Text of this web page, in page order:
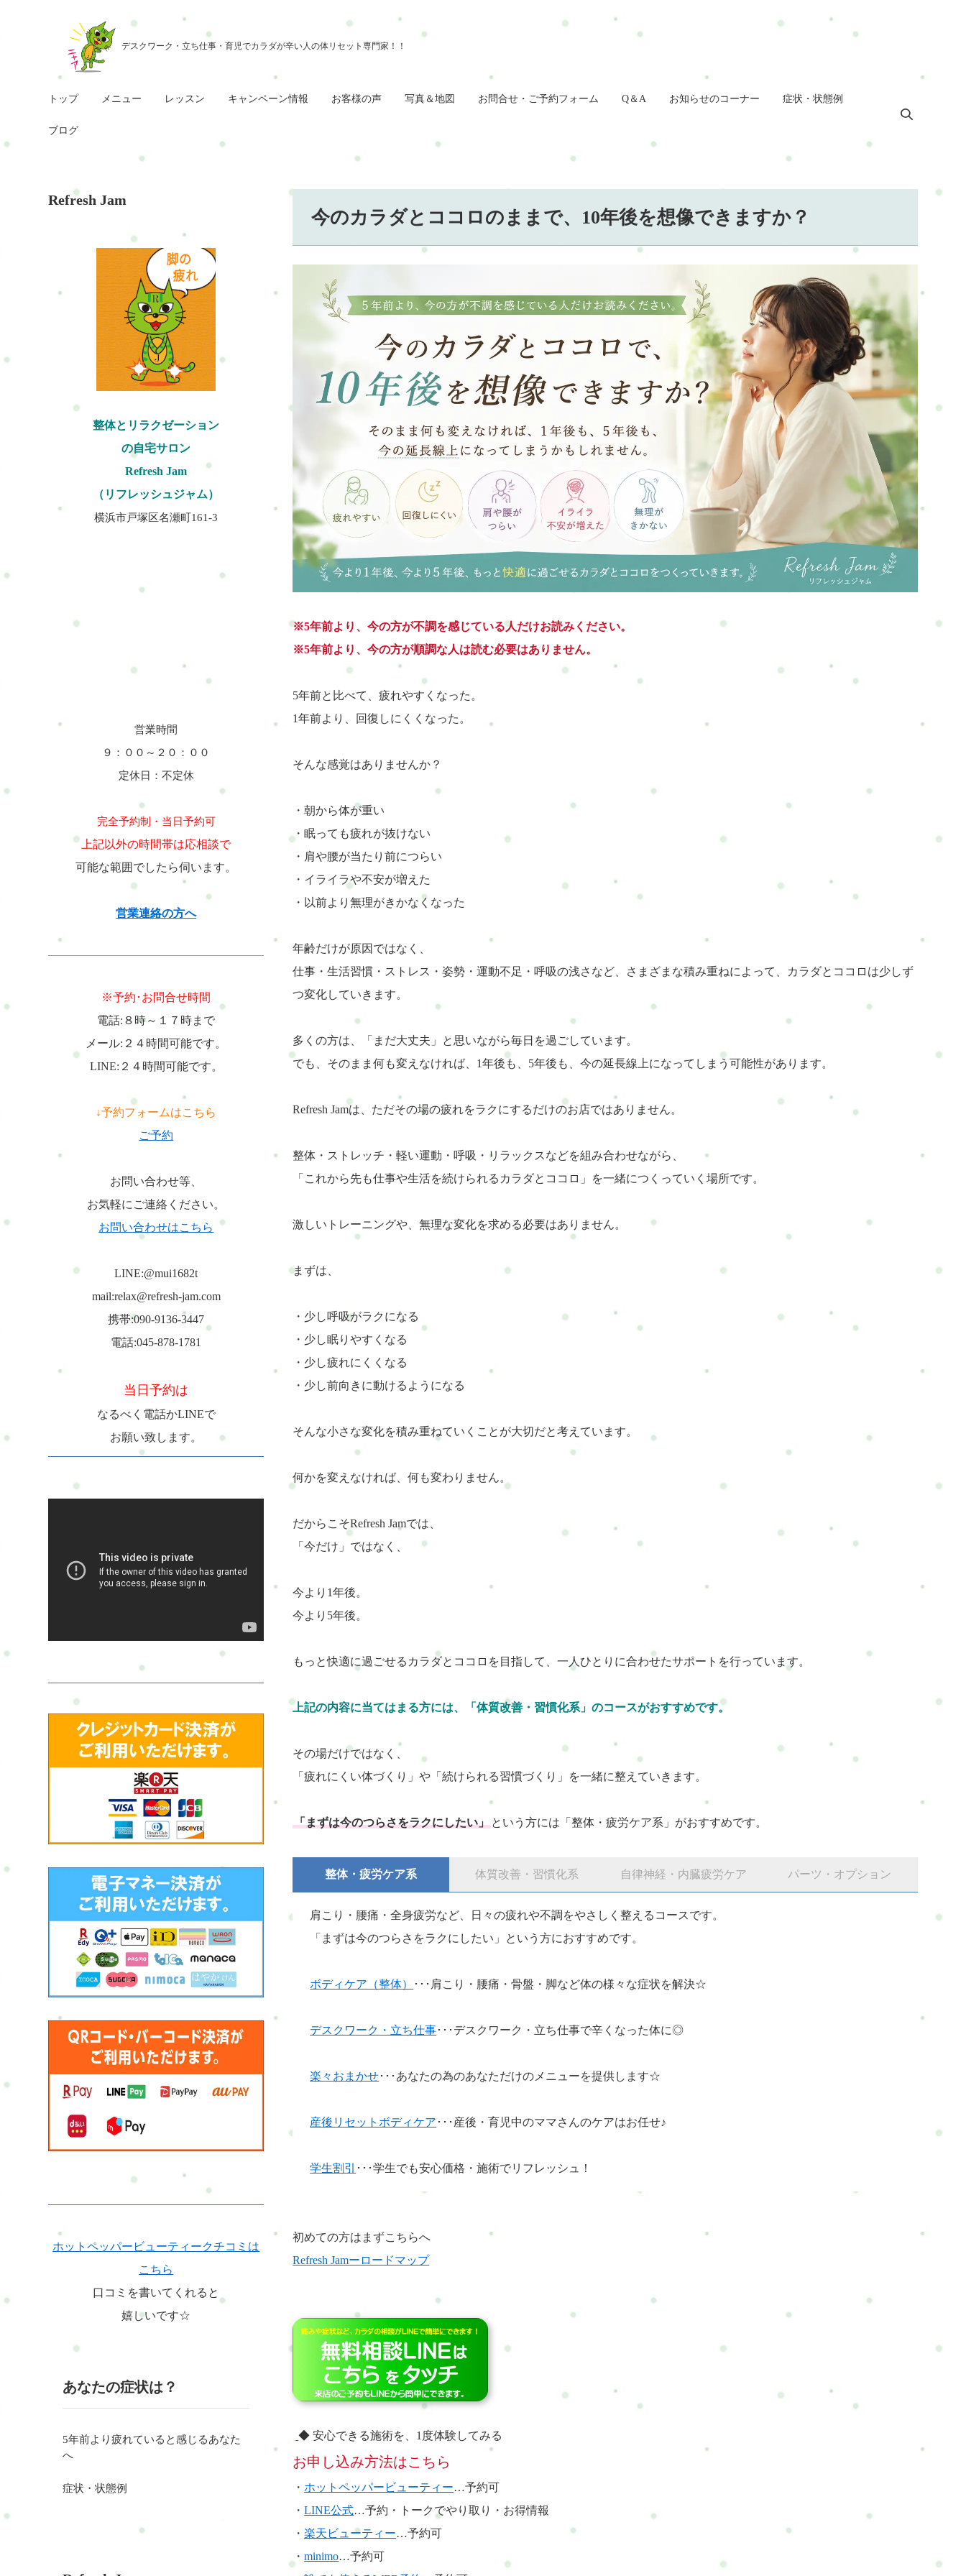
トップ メニュー レッスン キャンペーン情報 お客様の声 写真＆地図 お問合せ・ご予約フォーム Q＆A お知らせのコーナー 症状・状態例
ブログ
今のカラダとココロのままで、10年後を想像できますか？
※5年前より、今の方が不調を感じている人だけお読みください。
※5年前より、今の方が順調な人は読む必要はありません。
5年前と比べて、疲れやすくなった。
1年前より、回復しにくくなった。
そんな感覚はありませんか？
・朝から体が重い
・眠っても疲れが抜けない
・肩や腰が当たり前につらい
・イライラや不安が増えた
・以前より無理がきかなくなった
年齢だけが原因ではなく、
仕事・生活習慣・ストレス・姿勢・運動不足・呼吸の浅さなど、さまざまな積み重ねによって、カラダとココロは少しず
つ変化していきます。
多くの方は、「まだ大丈夫」と思いながら毎日を過ごしています。
でも、そのまま何も変えなければ、1年後も、5年後も、今の延長線上になってしまう可能性があります。
Refresh Jamは、ただその場の疲れをラクにするだけのお店ではありません。
整体・ストレッチ・軽い運動・呼吸・リラックスなどを組み合わせながら、
「これから先も仕事や生活を続けられるカラダとココロ」を一緒につくっていく場所です。
激しいトレーニングや、無理な変化を求める必要はありません。
まずは、
・少し呼吸がラクになる
・少し眠りやすくなる
・少し疲れにくくなる
・少し前向きに動けるようになる
そんな小さな変化を積み重ねていくことが大切だと考えています。
何かを変えなければ、何も変わりません。
だからこそRefresh Jamでは、
「今だけ」ではなく、
今より1年後。
今より5年後。
もっと快適に過ごせるカラダとココロを目指して、一人ひとりに合わせたサポートを行っています。
上記の内容に当てはまる方には、「体質改善・習慣化系」のコースがおすすめです。
その場だけではなく、
「疲れにくい体づくり」や「続けられる習慣づくり」を一緒に整えていきます。
「まずは今のつらさをラクにしたい」 という方には「整体・疲労ケア系」がおすすめです。
整体・疲労ケア系
肩こり・腰痛・全身疲労など、日々の疲れや不調をやさしく整えるコースです。
「まずは今のつらさをラクにしたい」という方におすすめです。
ボディケア（整体） ･･･肩こり・腰痛・骨盤・脚など体の様々な症状を解決☆
デスクワーク・立ち仕事･･･デスクワーク・立ち仕事で辛くなった体に◎
楽々おまかせ･･･あなたの為のあなただけのメニューを提供します☆
産後リセットボディケア ･･･産後・育児中のママさんのケアはお任せ♪
学生割引 ･･･学生でも安心価格・施術でリフレッシュ！
体質改善・習慣化系 自律神経・内臓疲労ケア パーツ・オプション
初めての方はまずこちらへ
Refresh Jamーロードマップ
◆ 安心できる施術を、1度体験してみる
お申し込み方法はこちら
・ ホットペッパービューティー…予約可
・LINE公式…予約・トークでやり取り・お得情報
・楽天ビューティー…予約可
・minimo…予約可
Refresh Jam
整体とリラクゼーション
の自宅サロン
Refresh Jam
（リフレッシュジャム）
横浜市戸塚区名瀬町161-3
営業時間
９：００～２０：００
定休日：不定休
完全予約制・当日予約可
上記以外の時間帯は応相談で
可能な範囲でしたら伺います。
営業連絡の方へ
※予約･お問合せ時間
電話:８時～１７時まで
メール:２４時間可能です。
LINE:２４時間可能です。
↓予約フォームはこちら
ご予約
お問い合わせ等、
お気軽にご連絡ください。
お問い合わせはこちら
LINE:@mui1682t
mail:relax@refresh-jam.com
携帯:090-9136-3447
電話:045-878-1781
当日予約は
なるべく電話かLINEで
お願い致します。
ホットペッパービューティークチコミは
こちら
口コミを書いてくれると
嬉しいです☆
あなたの症状は？
5年前より疲れていると感じるあなた
へ
症状・状態例